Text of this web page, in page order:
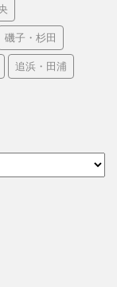
磯子・杉田
追浜・田浦